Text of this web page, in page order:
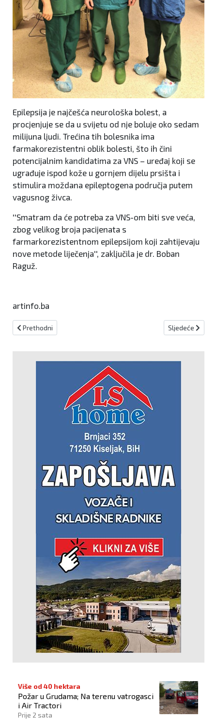
Epilepsija je najčešća neurološka bolest, a
procjenjuje se da u svijetu od nje boluje oko sedam
milijuna ljudi. Trećina tih bolesnika ima
farmakorezistentni oblik bolesti, što ih čini
potencijalnim kandidatima za VNS – uređaj koji se
ugrađuje ispod kože u gornjem dijelu prsišta i
stimulira moždana epileptogena područja putem
vagusnog živca.
''Smatram da će potreba za VNS-om biti sve veća,
zbog velikog broja pacijenata s
farmarkorezistentnom epilepsijom koji zahtijevaju
nove metode liječenja'', zaključila je dr. Boban
Raguž.
artinfo.ba
Prethodni članak: Sveti Celestin I.
Prethodni Sljedeći članak:
Sljedeće
Više od 40 hektara
Požar u Grudama; Na terenu vatrogasci
i Air Tractori
Prije 2 sata